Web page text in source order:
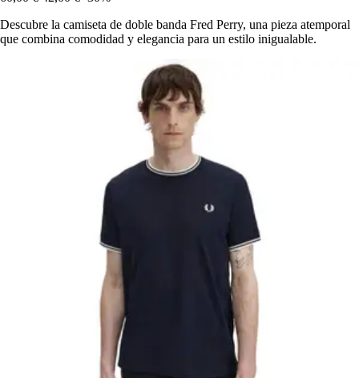
Descubre la camiseta de doble banda Fred Perry, una pieza atemporal
que combina comodidad y elegancia para un estilo inigualable.